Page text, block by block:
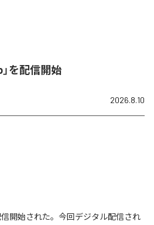
を配信開始
2026.8.10
信開始された。今回デジタル配信され